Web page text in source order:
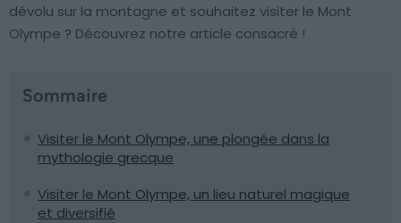
dévolu sur la montagne et souhaitez visiter le Mont
Olympe ? Découvrez notre article consacré !
Sommaire
Visiter le Mont Olympe, une plongée dans la
mythologie grecque
Visiter le Mont Olympe, un lieu naturel magique
et diversifié